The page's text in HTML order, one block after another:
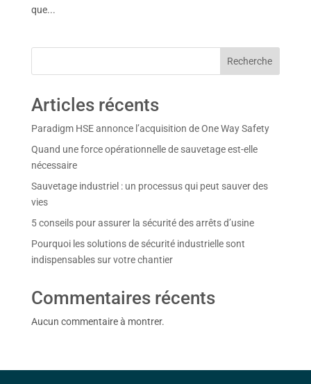
que...
Recherche
Articles récents
Paradigm HSE annonce l’acquisition de One Way Safety
Quand une force opérationnelle de sauvetage est-elle
nécessaire
Sauvetage industriel : un processus qui peut sauver des
vies
5 conseils pour assurer la sécurité des arrêts d’usine
Pourquoi les solutions de sécurité industrielle sont
indispensables sur votre chantier
Commentaires récents
Aucun commentaire à montrer.